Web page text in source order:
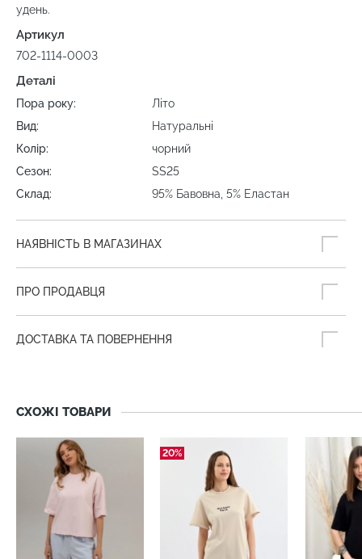
удень.
Артикул
702-1114-0003
Деталі
Пора року:
Літо
Вид:
Натуральні
Колір:
чорний
Сезон:
SS25
Склад:
95% Бавовна, 5% Еластан
НАЯВНІСТЬ В МАГАЗИНАХ
ПРО ПРОДАВЦЯ
ДОСТАВКА ТА ПОВЕРНЕННЯ
СХОЖІ ТОВАРИ
20%